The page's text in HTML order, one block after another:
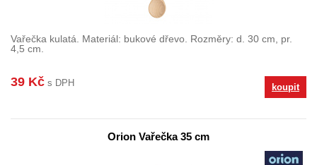
Vařečka kulatá. Materiál: bukové dřevo. Rozměry: d. 30 cm, pr.
4,5 cm.
39 Kč s DPH koupit
Orion Vařečka 35 cm